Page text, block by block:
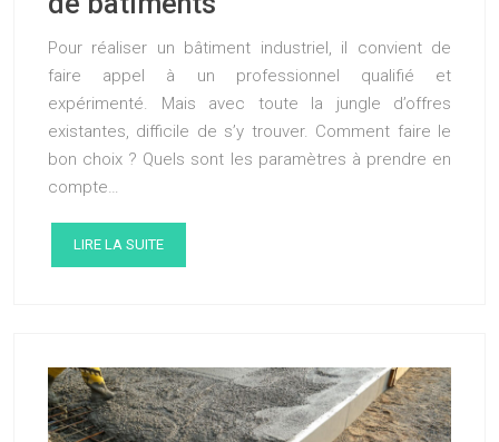
Pour réaliser un bâtiment industriel, il convient de
faire appel à un professionnel qualifié et
expérimenté. Mais avec toute la jungle d’offres
existantes, difficile de s’y trouver. Comment faire le
bon choix ? Quels sont les paramètres à prendre en
compte…
LIRE LA SUITE